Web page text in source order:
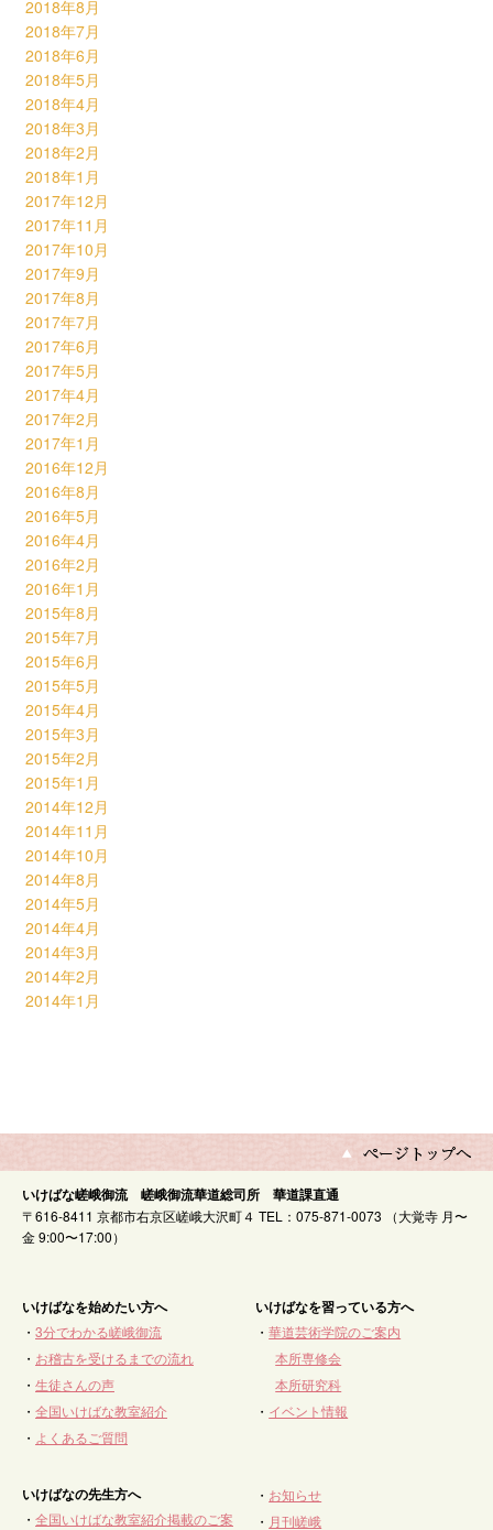
2018年8月
2018年7月
2018年6月
2018年5月
2018年4月
2018年3月
2018年2月
2018年1月
2017年12月
2017年11月
2017年10月
2017年9月
2017年8月
2017年7月
2017年6月
2017年5月
2017年4月
2017年2月
2017年1月
2016年12月
2016年8月
2016年5月
2016年4月
2016年2月
2016年1月
2015年8月
2015年7月
2015年6月
2015年5月
2015年4月
2015年3月
2015年2月
2015年1月
2014年12月
2014年11月
2014年10月
2014年8月
2014年5月
2014年4月
2014年3月
2014年2月
2014年1月
いけばな嵯峨御流 嵯峨御流華道総司所 華道課直通
〒616-8411 京都市右京区嵯峨大沢町４ TEL：075-871-0073 （大覚寺 月〜
金 9:00〜17:00）
いけばなを始めたい方へ
・ 3分でわかる嵯峨御流
・ お稽古を受けるまでの流れ
・ 生徒さんの声
・ 全国いけばな教室紹介
・ よくあるご質問
いけばなを習っている方へ
・華道芸術学院のご案内
本所専修会
本所研究科
・ イベント情報
いけばなの先生方へ
・ 全国いけばな教室紹介掲載のご案
・ お知らせ
・ 月刊嵯峨